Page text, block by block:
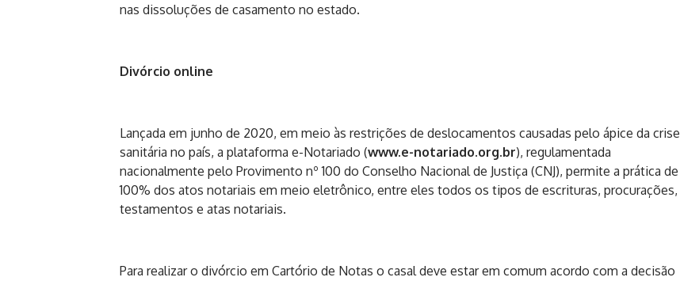
nas dissoluções de casamento no estado.
Divórcio online
Lançada em junho de 2020, em meio às restrições de deslocamentos causadas pelo ápice da crise
sanitária no país, a plataforma e-Notariado (www.e-notariado.org.br), regulamentada
nacionalmente pelo Provimento nº 100 do Conselho Nacional de Justiça (CNJ), permite a prática de
100% dos atos notariais em meio eletrônico, entre eles todos os tipos de escrituras, procurações,
testamentos e atas notariais.
Para realizar o divórcio em Cartório de Notas o casal deve estar em comum acordo com a decisão